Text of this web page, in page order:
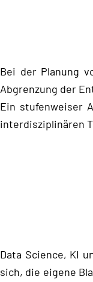
Bei der Planung
Abgrenzung der
Ein stufenweiser
interdisziplinären
Data Science, KI
sich, die eigene